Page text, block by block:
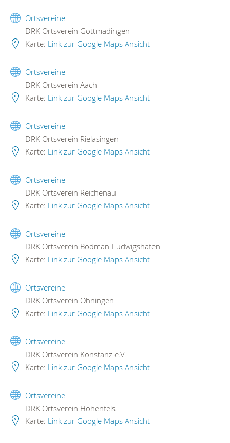
Ortsvereine
DRK Ortsverein Gottmadingen
Karte: Link zur Google Maps Ansicht
Ortsvereine
DRK Ortsverein Aach
Karte: Link zur Google Maps Ansicht
Ortsvereine
DRK Ortsverein Rielasingen
Karte: Link zur Google Maps Ansicht
Ortsvereine
DRK Ortsverein Reichenau
Karte: Link zur Google Maps Ansicht
Ortsvereine
DRK Ortsverein Bodman-Ludwigshafen
Karte: Link zur Google Maps Ansicht
Ortsvereine
DRK Ortsverein Öhningen
Karte: Link zur Google Maps Ansicht
Ortsvereine
DRK Ortsverein Konstanz e.V.
Karte: Link zur Google Maps Ansicht
Ortsvereine
DRK Ortsverein Hohenfels
Karte: Link zur Google Maps Ansicht